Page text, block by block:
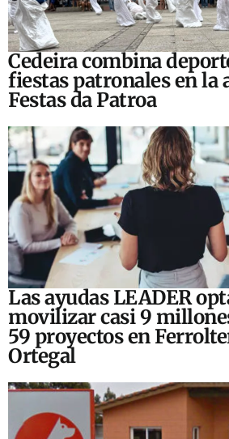
Cedeira combina
fiestas patronales en la
Festas da Patroa
Las ayudas LEADER
movilizar casi 9
59 proyectos en
Ortegal